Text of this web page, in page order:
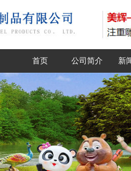
首页 公司简介 新